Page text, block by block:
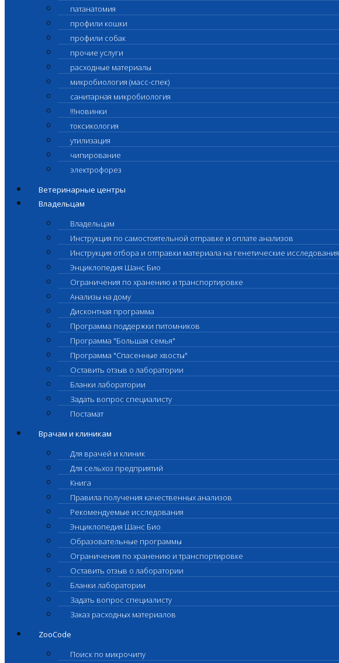
патанатомия
профили кошки
профили собак
прочие услуги
расходные материалы
микробиология (масс-спек)
санитарная микробиология
!!!новинки
токсикология
утилизация
чипирование
электрофорез
Ветеринарные центры
Владельцам
Владельцам
Инструкция по самостоятельной отправке и оплате анализов
Инструкция отбора и отправки материала на генетические исследования
Энциклопедия Шанс Био
Ограничения по хранению и транспортировке
Анализы на дому
Дисконтная программа
Программа поддержки питомников
Программа "Большая семья"
Программа "Спасенные хвосты"
Оставить отзыв о лаборатории
Бланки лаборатории
Задать вопрос специалисту
Постамат
Врачам и клиникам
Для врачей и клиник
Для сельхоз предприятий
Книга
Правила получения качественных анализов
Рекомендуемые исследования
Энциклопедия Шанс Био
Образовательные программы
Ограничения по хранению и транспортировке
Оставить отзыв о лаборатории
Бланки лаборатории
Задать вопрос специалисту
Заказ расходных материалов
ZooCode
Поиск по микрочипу